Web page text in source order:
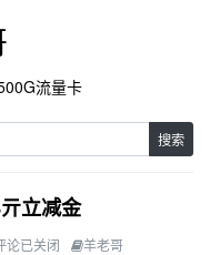
流量卡
搜索
立减金
论已关闭 羊老哥